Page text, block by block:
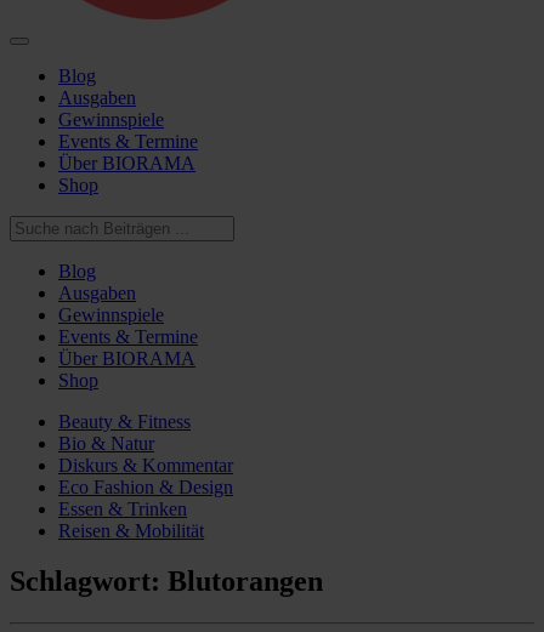
Blog
Ausgaben
Gewinnspiele
Events & Termine
Über BIORAMA
Shop
Blog
Ausgaben
Gewinnspiele
Events & Termine
Über BIORAMA
Shop
Beauty & Fitness
Bio & Natur
Diskurs & Kommentar
Eco Fashion & Design
Essen & Trinken
Reisen & Mobilität
Schlagwort: Blutorangen